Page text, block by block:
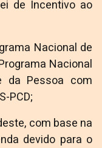
de Incentivo ao
Nacional de
Nacional
da Pessoa com
PCD;
com base na
devido para o